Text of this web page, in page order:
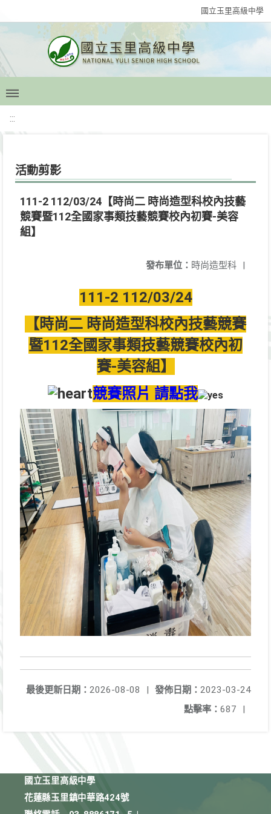
國立玉里高級中學
:::
活動剪影
111-2 112/03/24【時尚二 時尚造型科校內技藝
競賽暨112全國家事類技藝競賽校內初賽-美容
組】
發布單位： 時尚造型科 |
111-2 112/03/24
【時尚二 時尚造型科校內技藝競賽
暨112全國家事類技藝競賽校內初
賽-美容組】
競賽照片 請點我
發佈日期： 2023-03-24
最後更新日期： 2026-08-08
|
點擊率： 687 |
國立玉里高級中學
花蓮縣玉里鎮中華路424號